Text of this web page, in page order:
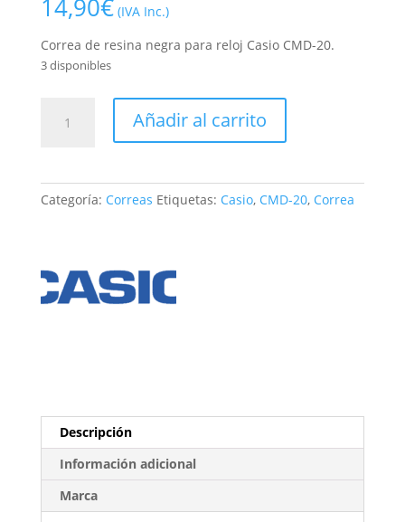
14,90€ (IVA Inc.)
Correa de resina negra para reloj Casio CMD-20.
3 disponibles
Casio
cantidad
Añadir al carrito
Categoría: Correas Etiquetas: Casio, CMD-20, Correa
Descripción
Información adicional
Marca